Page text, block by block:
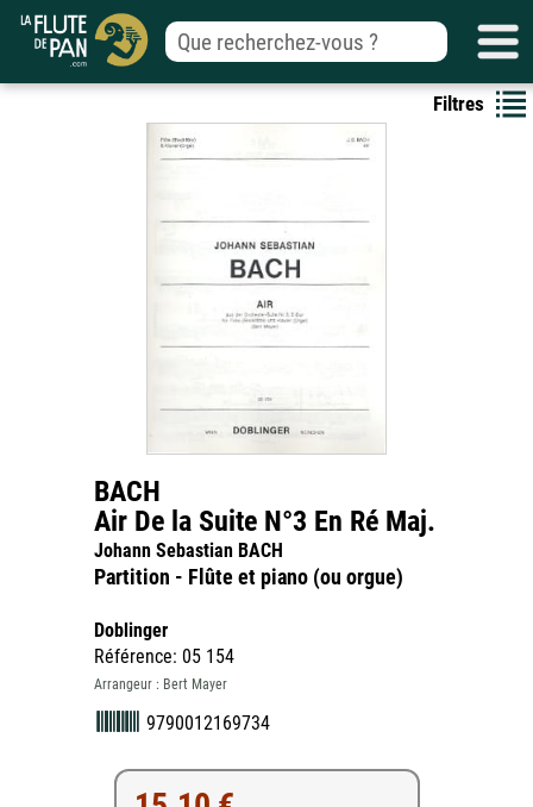
Filtres
BACH
Air De la Suite N°3 En Ré Maj.
Johann Sebastian BACH
Partition - Flûte et piano (ou orgue)
Doblinger
Référence: 05 154
Arrangeur : Bert Mayer
9790012169734